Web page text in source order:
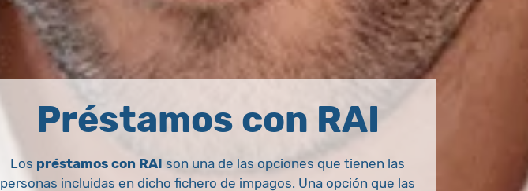
Préstamos con RAI
Los préstamos con RAI son una de las opciones que tienen las
personas incluidas en dicho fichero de impagos. Una opción que las